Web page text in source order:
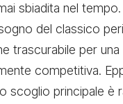
sbiadita nel
del classico
trascurabile per
competitiva.
scoglio principale è